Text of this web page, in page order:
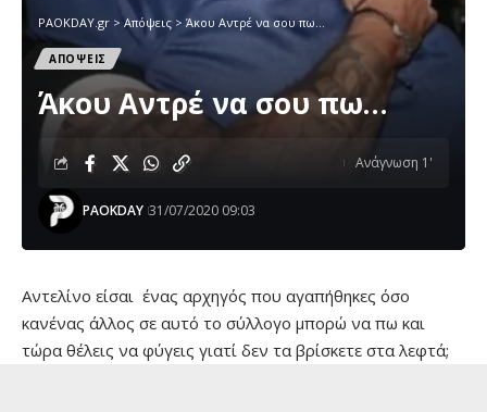
PAOKDAY.gr > Απόψεις > Άκου Αντρέ να σου πω…
ΑΠΟΨΕΙΣ
Άκου Αντρέ να σου πω…
PAOKDAY 31/07/2020 09:03
Ανάγνωση 1'
Αντελίνο είσαι ένας αρχηγός που αγαπήθηκες όσο
κανένας άλλος σε αυτό το σύλλογο μπορώ να πω και
τώρα θέλεις να φύγεις γιατί δεν τα βρίσκετε στα λεφτά;